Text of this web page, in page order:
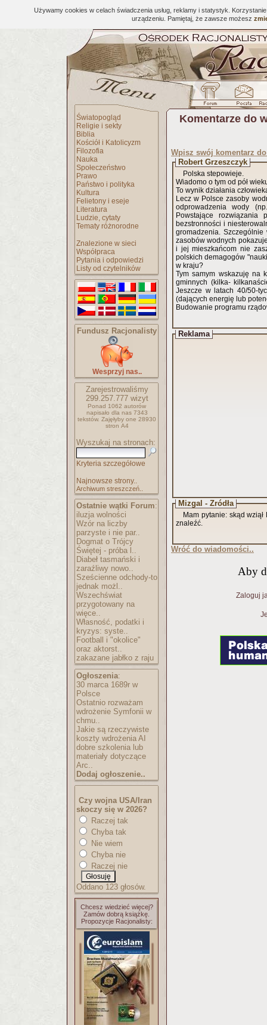
Używamy cookies w celach świadczenia usług, reklamy i statystyk.
urządzeniu. Pamiętaj, że zawsze możesz
Światopogląd
Religie i sekty
Biblia
Kościół i Katolicyzm
Filozofia
Nauka
Społeczeństwo
Prawo
Państwo i polityka
Kultura
Felietony i eseje
Literatura
Ludzie, cytaty
Tematy różnorodne
Znalezione w sieci
Współpraca
Pytania i odpowiedzi
Listy od czytelników
Fundusz Racjonalisty
Wesprzyj nas..
Zarejestrowaliśmy
299.257.777wizyt
Ponad 1062 autorów
napisało dla nas 7343
tekstów. Zajęłyby one 28930
stron A4
Wyszukaj na stronach:
Kryteria szczegółowe
Najnowsze strony..
Archiwum streszczeń..
Ostatnie wątki Forum:
iluzja wolności
Wzór na liczby
parzyste i nie par..
Dogmat o Trójcy
Świętej - próba l..
Diabeł tasmański i
zaraźliwy nowo..
Sześcienne odchody-to
jednak możl..
Wszechświat
przygotowany na
więce..
Własność, podatki i
kryzys: syste..
Football i "okolice"
oraz aktorst..
zakazane jabłko z raju
Ogłoszenia:
30 marca 1689r w
Polsce
Ostatnio rozważam
wdrożenie Symfonii w
chmu..
Jakie są rzeczywiste
koszty wdrożenia AI
dobre szkolenia lub
materiały dotyczące
Arc..
Dodaj ogłoszenie..
Czy wojna USA/Iran
skoczy się w 2026?
Raczej tak
Chyba tak
Nie wiem
Chyba nie
Raczej nie
Oddano 123 głosów.
Chcesz wiedzieć więcej?
Zamów dobrą książkę.
Propozycje Racjonalisty:
Komentarze do
Wpisz swój komentarz
Robert Grzeszczyk
Polska stepowieje.
Wiadomo o tym od pół
To wynik działania
Lecz w Polsce zasoby
odprowadzenia wody
Powstające
bezstronności i
gromadzenia.
zasobów wodnych
i jej mieszkańcom nie
polskich demagogów
w kraju?
Tym samym wskazuję na
gminnych (kilka-
Jeszcze w latach 40/50-
(dających energię lub
Budowanie programu
Reklama
Mizgal - Źródła
Mam pytanie: skąd
znaleźć.
Wróć do wiadomości..
Aby
Zaloguj